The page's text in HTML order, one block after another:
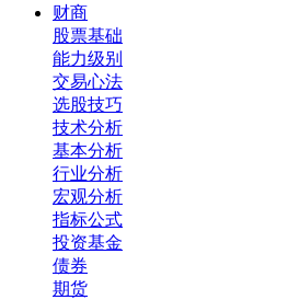
财商
股票基础
能力级别
交易心法
选股技巧
技术分析
基本分析
行业分析
宏观分析
指标公式
投资基金
债券
期货